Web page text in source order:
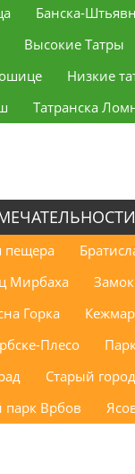
Банска-
Высокие Татры
Низкие
Татранска
пещера
Мирбаха
Горка
Плесо
Старый
Врбов